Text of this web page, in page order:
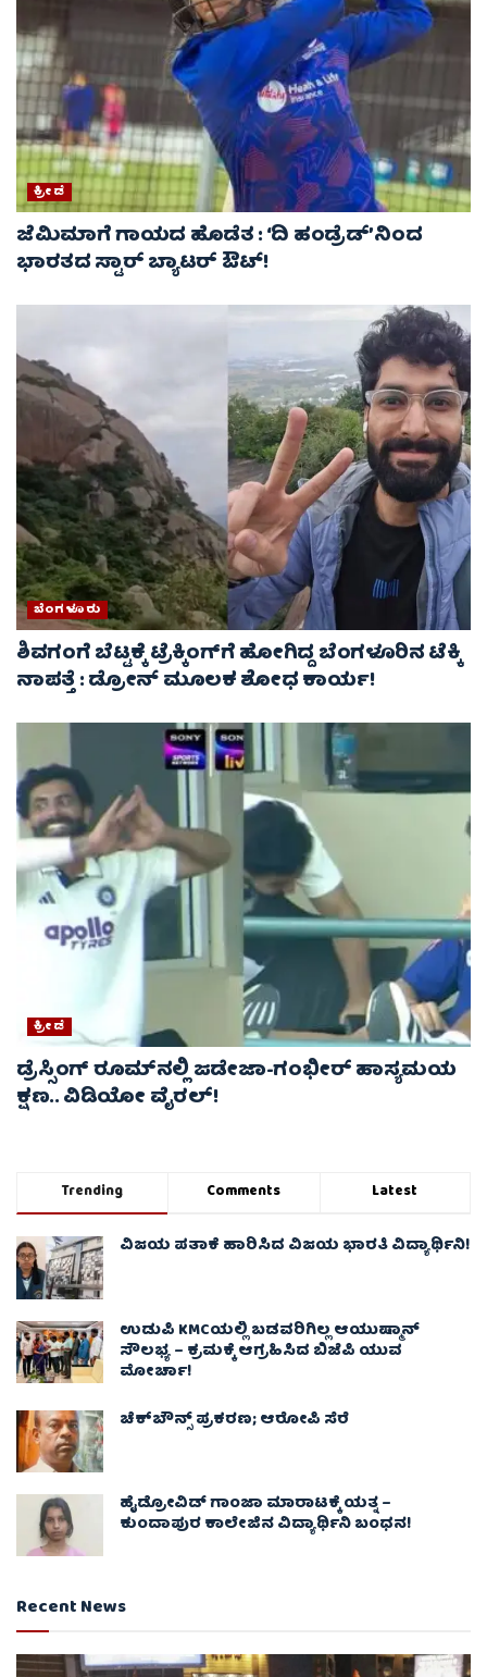
ಕ್ರೀಡೆ
ಜೆಮಿಮಾಗೆ ಗಾಯದ ಹೊಡೆತ : ‘ದಿ ಹಂಡ್ರೆಡ್’ನಿಂದ
ಭಾರತದ ಸ್ಟಾರ್ ಬ್ಯಾಟರ್ ಔಟ್!
ಬೆಂಗಳೂರು
ಶಿವಗಂಗೆ ಬೆಟ್ಟಕ್ಕೆ ಟ್ರೆಕ್ಕಿಂಗ್‌ಗೆ ಹೋಗಿದ್ದ ಬೆಂಗಳೂರಿನ ಟೆಕ್ಕಿ
ನಾಪತ್ತೆ : ಡ್ರೋನ್ ಮೂಲಕ ಶೋಧ ಕಾರ್ಯ!
ಕ್ರೀಡೆ
ಡ್ರೆಸ್ಸಿಂಗ್ ರೂಮ್‌ನಲ್ಲಿ ಜಡೇಜಾ-ಗಂಭೀರ್ ಹಾಸ್ಯಮಯ
ಕ್ಷಣ.. ವಿಡಿಯೋ ವೈರಲ್!
Trending Comments Latest
ವಿಜಯ ಪತಾಕೆ ಹಾರಿಸಿದ ವಿಜಯ ಭಾರತಿ ವಿದ್ಯಾರ್ಥಿನಿ!
ಉಡುಪಿ KMCಯಲ್ಲಿ ಬಡವರಿಗಿಲ್ಲ ಆಯುಷ್ಮಾನ್
ಸೌಲಭ್ಯ – ಕ್ರಮಕ್ಕೆ ಆಗ್ರಹಿಸಿದ ಬಿಜೆಪಿ ಯುವ
ಮೋರ್ಚಾ!
ಚೆಕ್​ಬೌನ್ಸ್​ ಪ್ರಕರಣ; ಆರೋಪಿ ಸೆರೆ
ಹೈಡ್ರೋವಿಡ್ ಗಾಂಜಾ ಮಾರಾಟಕ್ಕೆ ಯತ್ನ –
ಕುಂದಾಪುರ ಕಾಲೇಜಿನ ವಿದ್ಯಾರ್ಥಿನಿ ಬಂಧನ!
Recent News